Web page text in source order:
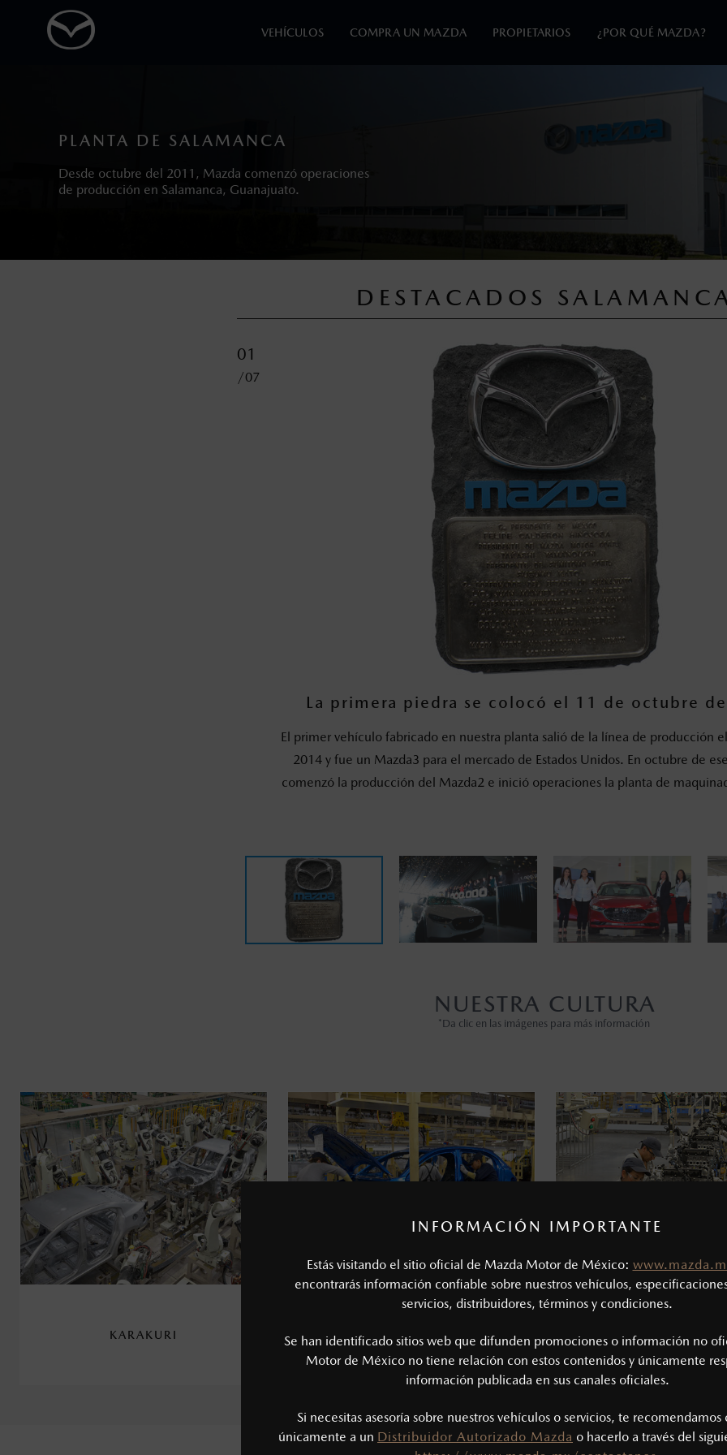
INFORMACIÓN IMPORTANTE
Estás visitando el sitio oficial de Mazda Motor de México:
encontrarás información confiable sobre nuestros vehículos,
servicios, distribuidores, términos y condiciones.
Se han identificado sitios web que difunden promociones o información no
Motor de México no tiene relación con estos contenidos y únicamente
información publicada en sus canales oficiales.
Si necesitas asesoría sobre nuestros vehículos o servicios, te recomendamos
únicamente a un Distribuidor Autorizado Mazda o hacerlo a través del
VEHÍCULOS COMPRA UN MAZDA PROPIETARIOS ¿POR QUÉ MAZDA?
PLANTA DE SALAMANCA
Desde octubre del 2011, Mazda comenzó operaciones
de producción en Salamanca, Guanajuato.
DESTACADOS
01
/07
La primera piedra se colocó el 11 de octubre
El primer vehículo fabricado en nuestra planta salió de la línea de producción
2014 y fue un Mazda3 para el mercado de Estados Unidos. En octubre de
comenzó la producción del Mazda2 e inició operaciones la planta de
NUESTRA CULTURA
*Da clic en las imágenes para más información
KARAKURI KAIZEN
EXPOSICIÓN
KAIZEN
2
Los precios y especificaciones indicados en esta página son al menudeo, sugeridos por el fabricante, en
I.S.A.N., y pueden cambiar sin previo aviso, no incluyen: tenencias, placas, accesorios, seguro y gastos
modificar las especificaciones y los precios de sus productos, sin aviso previo al consumidor.
Todas las imágenes del sitio son meramente ilustrativas.